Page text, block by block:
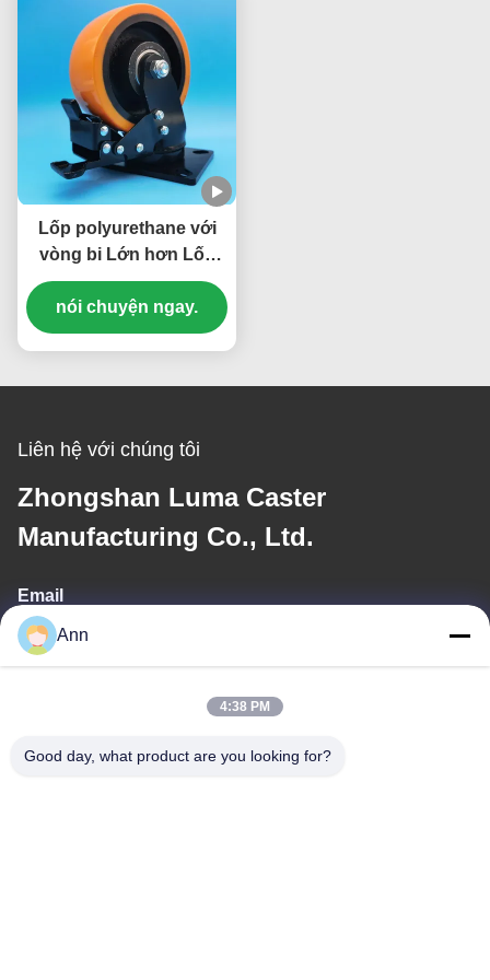
Lốp polyurethane với
vòng bi Lớn hơn Lốp
cuộn bóng đặc biệt
nặng Lốp thép Đơn lẻ 6
"Lốp cuộn bánh di
nói chuyện ngay.
Liên hệ với chúng tôi
Zhongshan Luma Caster
Manufacturing Co., Ltd.
Email
ann@industrialwheelcasters.com
Địa chỉ
Ann
4:38 PM
Good day, what product are you looking for?